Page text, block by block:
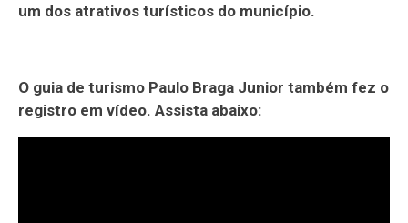
um dos atrativos turísticos do município.
O guia de turismo Paulo Braga Junior também fez o
registro em vídeo. Assista abaixo: